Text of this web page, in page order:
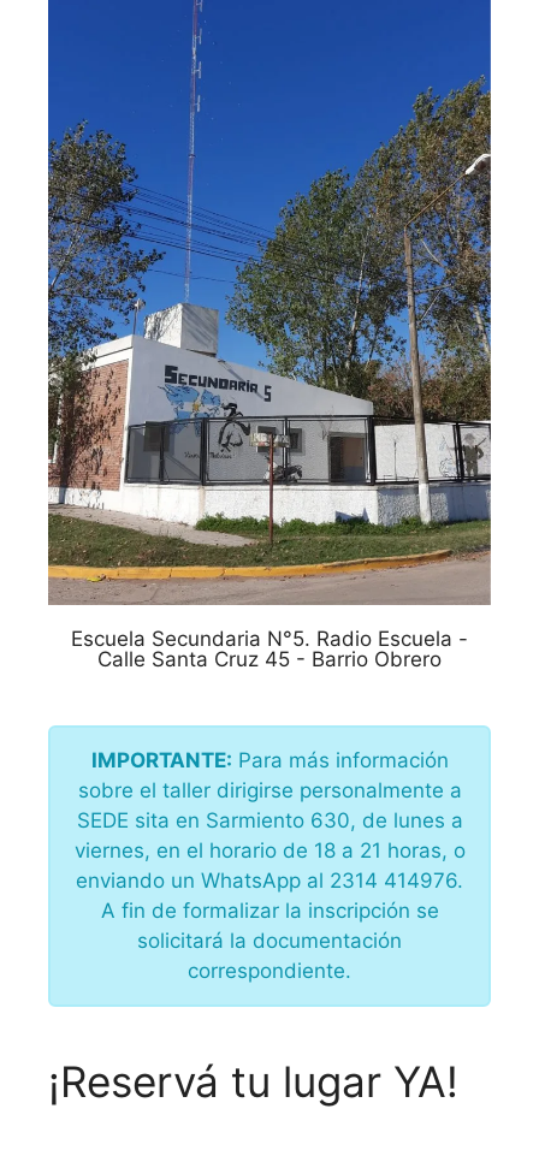
Escuela Secundaria N°5. Radio Escuela -
Calle Santa Cruz 45 - Barrio Obrero
IMPORTANTE: Para más información
sobre el taller dirigirse personalmente a
SEDE sita en Sarmiento 630, de lunes a
viernes, en el horario de 18 a 21 horas, o
enviando un WhatsApp al 2314 414976.
A fin de formalizar la inscripción se
solicitará la documentación
correspondiente.
¡Reservá tu lugar YA!